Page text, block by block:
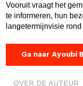
Vooruit vraagt het
te informeren, hun
langetermijnvisie
Ga naar Ayoubi
OVER DE AUTEUR